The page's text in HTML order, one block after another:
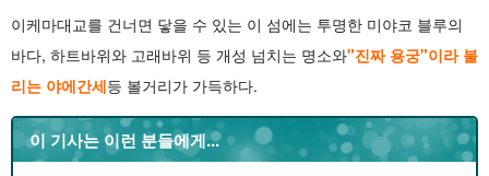
이케마대교를 건너면 닿을 수 있는 이 섬에는 투명한 미야코 블루의
바다, 하트바위와 고래바위 등 개성 넘치는 명소와"진짜 용궁"이라 불
리는 야에간세등 볼거리가 가득하다.
이 기사는 이런 분들에게...